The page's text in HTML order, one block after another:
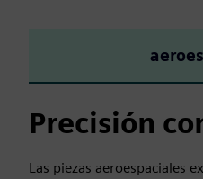
Precisión
Las piezas aeroespaciales